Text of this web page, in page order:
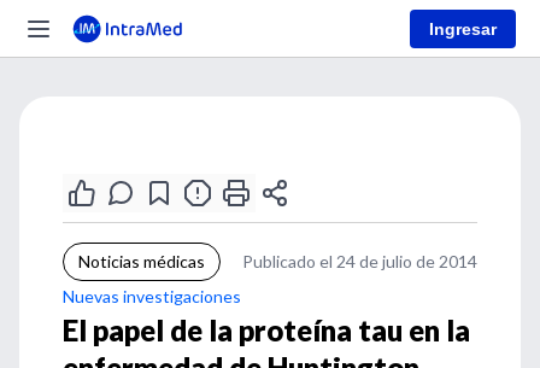
Ingresar
Noticias médicas
Publicado el 24 de julio de 2014
Nuevas investigaciones
El papel de la proteína tau en la